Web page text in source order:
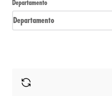
Departamento
Departamento